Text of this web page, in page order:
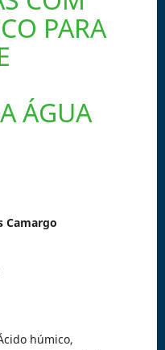
PARA
ÁGUA
Camargo
húmico,